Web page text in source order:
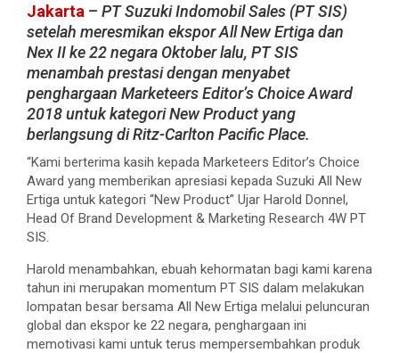
Jakarta – PT Suzuki Indomobil Sales (PT SIS)
setelah meresmikan ekspor All New Ertiga dan
Nex II ke 22 negara Oktober lalu, PT SIS
menambah prestasi dengan menyabet
penghargaan Marketeers Editor’s Choice Award
2018 untuk kategori New Product yang
berlangsung di Ritz-Carlton Pacific Place.
“Kami berterima kasih kepada Marketeers Editor’s Choice
Award yang memberikan apresiasi kepada Suzuki All New
Ertiga untuk kategori “New Product” Ujar Harold Donnel,
Head Of Brand Development & Marketing Research 4W PT
SIS.
Harold menambahkan, ebuah kehormatan bagi kami karena
tahun ini merupakan momentum PT SIS dalam melakukan
lompatan besar bersama All New Ertiga melalui peluncuran
global dan ekspor ke 22 negara, penghargaan ini
memotivasi kami untuk terus mempersembahkan produk